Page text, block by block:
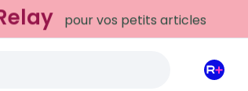
pour vos petits articles
Mon